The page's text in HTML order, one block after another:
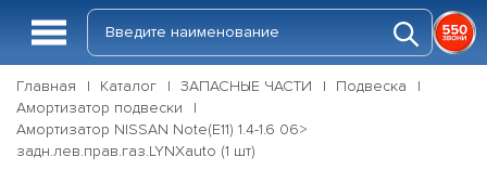
Главная Каталог ЗАПАСНЫЕ ЧАСТИ
Подвеска
Амортизатор подвески
Амортизатор NISSAN Note(E11) 1.4-1.6 06>
задн.лев.прав.газ.LYNXauto (1 шт)